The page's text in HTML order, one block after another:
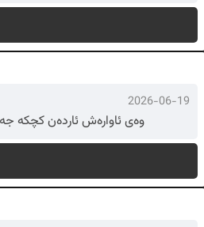
2026-06-19
وەی ئاوارەش ئاردەن کچکە